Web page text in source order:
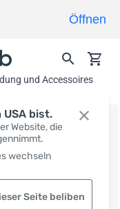
USA bist.
Website, die
wechseln
Seite beliben
und Accessoires
Öffnen